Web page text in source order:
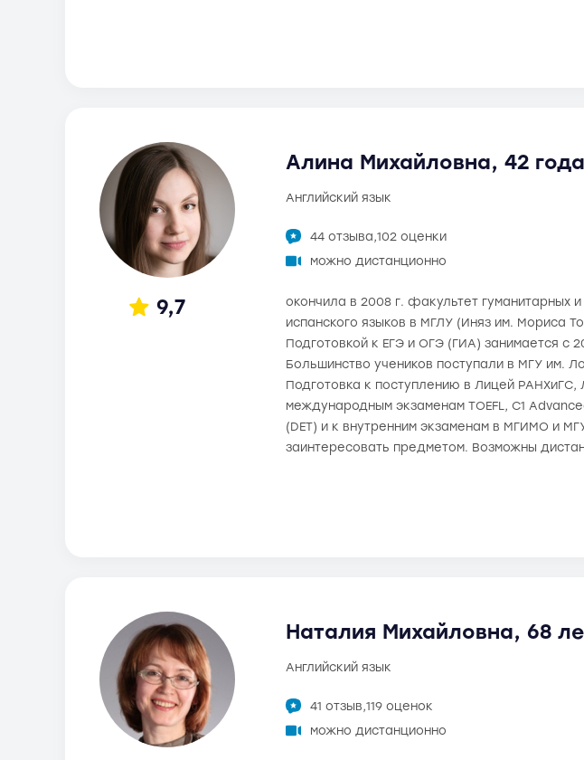
9,7
Алина Михайловна, 42 года
английский язык
44 отзыва,102 оценки
можно дистанционно
окончила в 2008 г. факультет гуманитарных
испанского языков в МГЛУ (Иняз им. Мориса
Подготовкой к ЕГЭ и ОГЭ (ГИА) занимается с
Большинство учеников поступали в МГУ
Подготовка к поступлению в Лицей
международным экзаменам TOEFL, C1
(DET) и к внутренним экзаменам в МГИМО и
заинтересовать предметом. Возможны
Наталия Михайловна, 68
английский язык
41 отзыв,119 оценок
можно дистанционно